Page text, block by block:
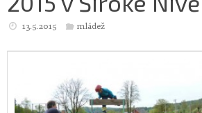
13.5.2015 mládež